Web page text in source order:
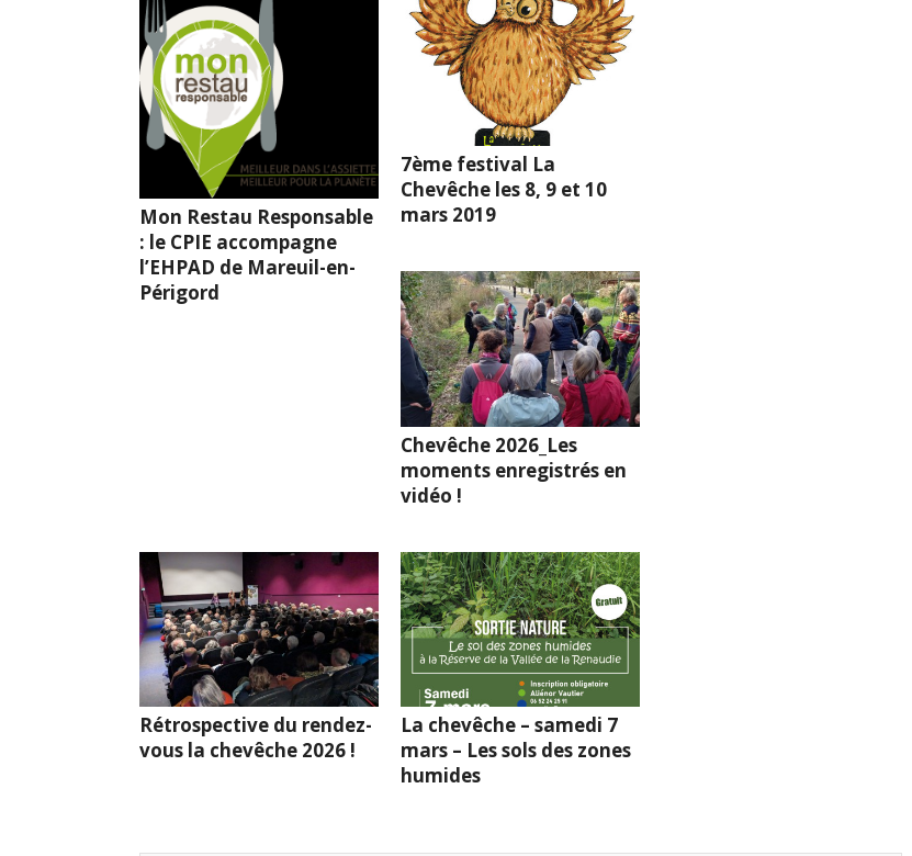
Mon Restau Responsable
: le CPIE accompagne
l’EHPAD de Mareuil-en-
Périgord
7ème festival La
Chevêche les 8, 9 et 10
mars 2019
Chevêche 2026_Les
moments enregistrés en
vidéo !
Rétrospective du rendez-
vous la chevêche 2026 !
La chevêche – samedi 7
mars – Les sols des zones
humides